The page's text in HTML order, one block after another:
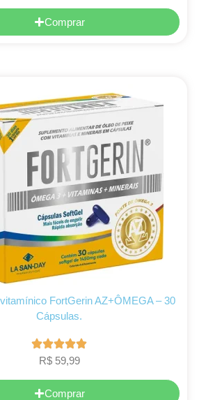
Comprar
FortGerin AZ+ÔMEGA – 30
Cápsulas.
R$59,99
Comprar